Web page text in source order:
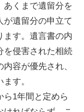
あくまで遺留分を
が遺留分の申立て
ます。遺言書の内
を侵害された相続
容が優先され、
す。
ら1年間と定めら